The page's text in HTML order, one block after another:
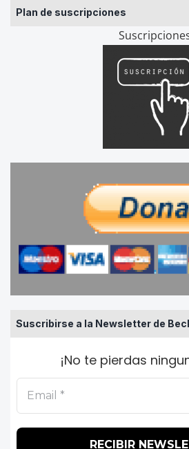
Plan de suscripciones
Suscribirse a la Newsletter de
¡No te pierdas